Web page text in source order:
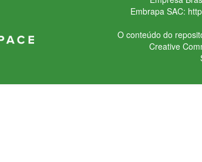
Embrapa SAC:
O conteúdo do
Creative